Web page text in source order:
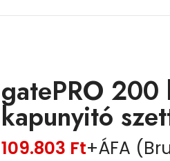
gatePRO 200
kapunyitó
109.803 Ft+ÁFA